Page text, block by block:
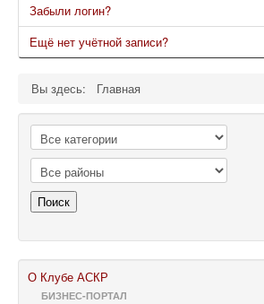
Забыли логин?
Ещё нет учётной записи?
Вы здесь: Главная
Поиск
О Клубе АСКР
БИЗНЕС-ПОРТАЛ